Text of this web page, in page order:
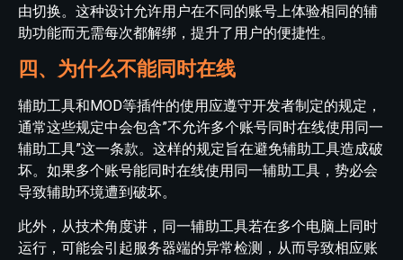
由切换。这种设计允许用户在不同的账号上体验相同的辅
助功能而无需每次都解绑，提升了用户的便捷性。
四、为什么不能同时在线
辅助工具和MOD等插件的使用应遵守开发者制定的规定，
通常这些规定中会包含”不允许多个账号同时在线使用同一
辅助工具”这一条款。这样的规定旨在避免辅助工具造成破
坏。如果多个账号能同时在线使用同一辅助工具，势必会
导致辅助环境遭到破坏。
此外，从技术角度讲，同一辅助工具若在多个电脑上同时
运行，可能会引起服务器端的异常检测，从而导致相应账